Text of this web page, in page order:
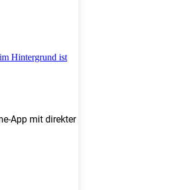
App mit direkter